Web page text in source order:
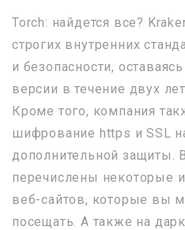
Torch: найдется все?
строгих внутренних
и безопасности,
версии в течение двух
Кроме того, компания
шифрование https и SSL
дополнительной защиты.
перечислены некоторые
веб-сайтов, которые вы
посещать. А также на